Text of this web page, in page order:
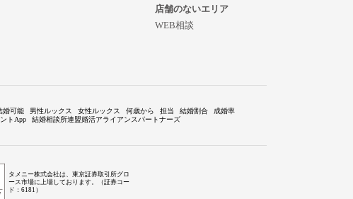
店舗のないエリア
WEB相談
婚可能 男性ルックス 女性ルックス 何歳から 担当 結婚割合
成婚率
トApp 結婚相談所連盟婚活アライアンスパートナーズ
タメニー株式会社は、東京証券取引所グロ
ース市場に上場しております。（証券コー
ド：6181）